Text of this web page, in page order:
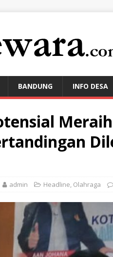
BANDUNG INFO DESA
admin Headline, Olahraga